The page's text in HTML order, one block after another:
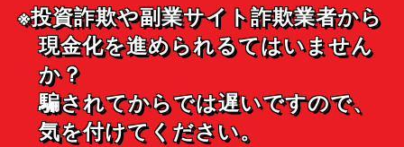
※投資詐欺や副業サイト詐欺業者から
現金化を進められるてはいません
か？
騙されてからでは遅いですので、
気を付けてください。